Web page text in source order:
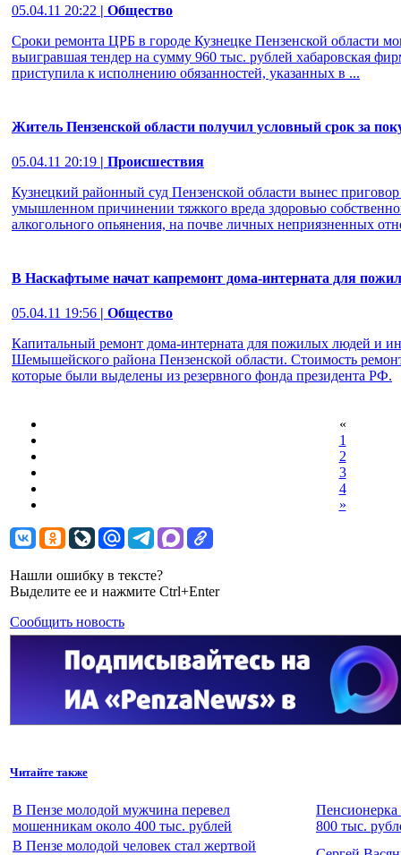
05.04.11 20:22 | Общество
Сроки ремонта ЦРБ в городе Кузнецке Пензенской области
выигравшая тендер на сумму 960 тыс. рублей хабаровская
приступила к исполнению обязанностей, указанных в ...
Житель Пензенской области получил условный срок за
05.04.11 20:19 | Происшествия
Кузнецкий районный суд Пензенской области вынес
умышленном причинении тяжкого вреда здоровью
алкогольного опьянения, на почве личных неприязненных
В Наскафтыме начат капремонт дома-интерната для
05.04.11 19:56 | Общество
Капитальный ремонт дома-интерната для пожилых людей и
Шемышейского района Пензенской области. Стоимость
которые были выделены из резервного фонда президента РФ.
«
1
2
3
4
»
Нашли ошибку в тексте?
Выделите ее и нажмите Ctrl+Enter
Сообщить новость
Читайте также
В Пензе молодой мужчина перевел
мошенникам около 400 тыс. рублей
Пенсионерка
800 тыс.
В Пензе молодой человек стал жертвой